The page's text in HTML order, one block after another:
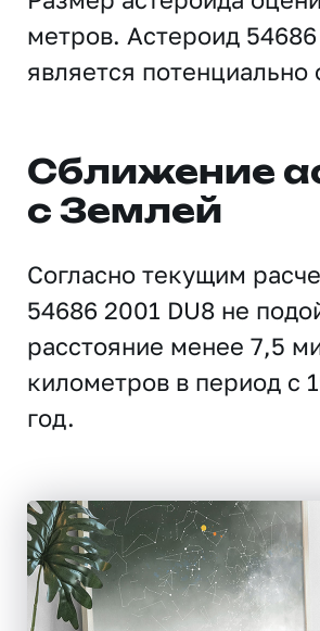
метров. Астероид
является потенциально
Сближение
с Землей
Согласно текущим
54686 2001 DU8 не
расстояние менее 7,5
километров в период с
год.